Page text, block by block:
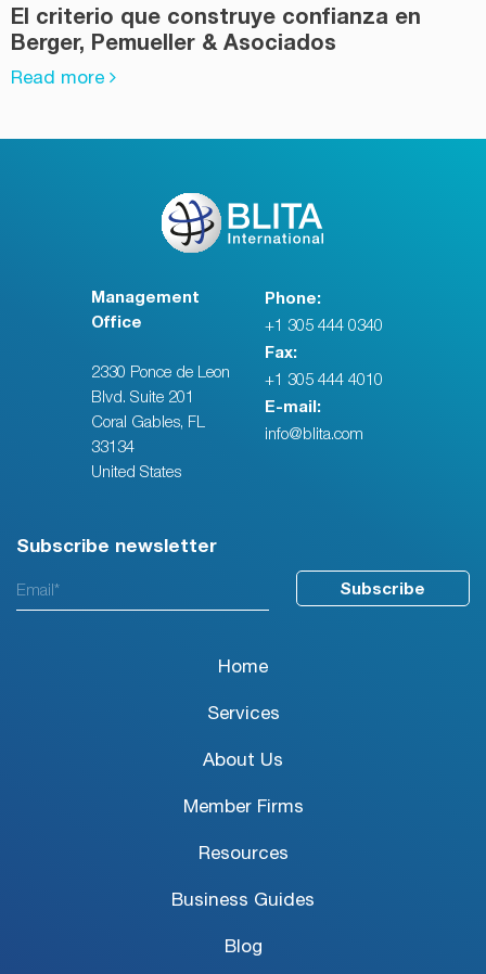
El criterio que construye confianza en
Berger, Pemueller & Asociados
Read more
Management
Office
2330 Ponce de Leon
Blvd. Suite 201
Coral Gables, FL
33134
United States
Phone:
+1 305 444 0340
Fax:
+1 305 444 4010
E-mail:
info@blita.com
Subscribe newsletter
Home
Services
About Us
Member Firms
Resources
Business Guides
Blog